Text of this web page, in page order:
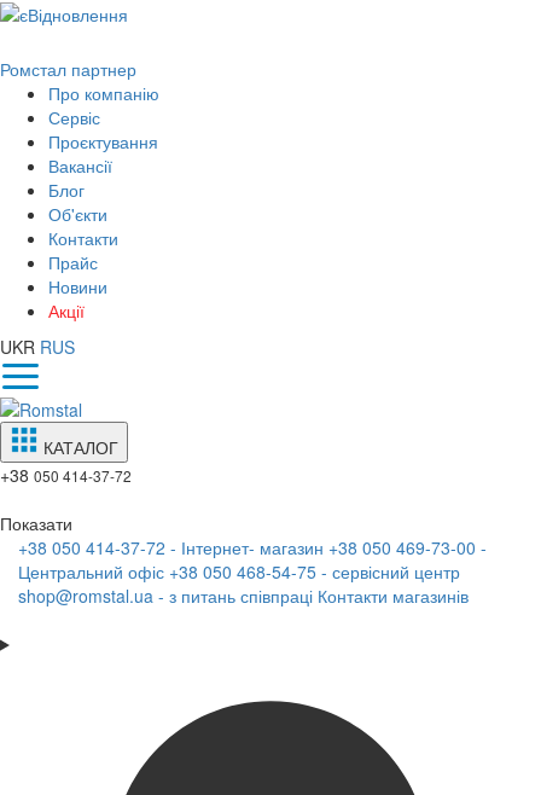
Ромстал партнер
Про компанію
Сервіс
Проєктування
Вакансії
Блог
Об'єкти
Контакти
Прайс
Новини
Акції
UKR RUS
КАТАЛОГ
+38 050 414-37-72
Показати
+38 050 414-37-72 - Інтернет- магазин +38 050 469-73-00 -
Центральний офіс +38 050 468-54-75 - сервісний центр
shop@romstal.ua - з питань співпраці Контакти магазинів